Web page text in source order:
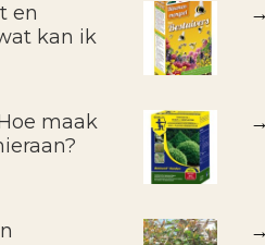
en
kan ik
→
maak
→
→